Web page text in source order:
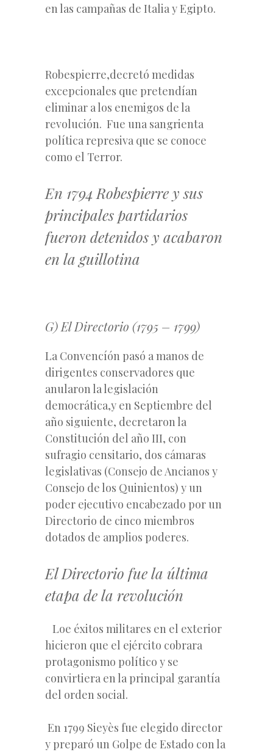
en las campañas de Italia y Egipto.
Robespierre,decretó medidas
excepcionales que pretendían
eliminar a los enemigos de la
revolución. Fue una sangrienta
política represiva que se conoce
como el Terror.
En 1794 Robespierre y sus
principales partidarios
fueron detenidos y acabaron
en la guillotina
G) El Directorio (1795 – 1799)
La Convencíón pasó a manos de
dirigentes conservadores que
anularon la legislación
democrática,y en Septiembre del
año siguiente, decretaron la
Constitución del año III, con
sufragio censitario, dos cámaras
legislativas (Consejo de Ancianos y
Consejo de los Quinientos) y un
poder ejecutivo encabezado por un
Directorio de cinco miembros
dotados de amplios poderes.
El Directorio fue la última
etapa de la revolución
Loe éxitos militares en el exterior
hicieron que el ejército cobrara
protagonismo político y se
convirtiera en la principal garantía
del orden social.
En 1799 Sieyès fue elegido director
y preparó un Golpe de Estado con la